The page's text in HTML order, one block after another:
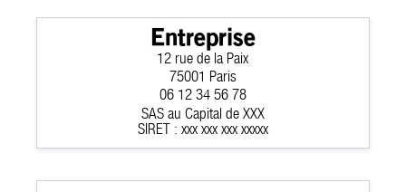
À propos
SE CONNECTER
06 12 34 56 78
SAS au Capital de XXX
SIRET : xxx xxx xxx xxxxx
12 rue de la Paix
Entreprise
75001 Paris